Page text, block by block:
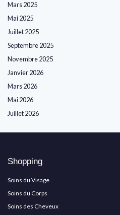
Mars 2025
Mai 2025
Juillet 2025
Septembre 2025
Novembre 2025
Janvier 2026
Mars 2026
Mai 2026
Juillet 2026
Shopping
Soins du Visage
Soins du Corps
Soins des Cheveux